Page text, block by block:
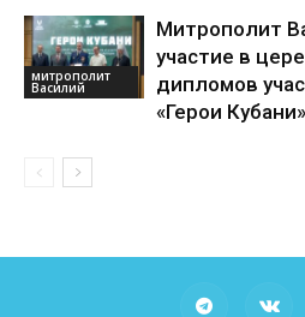
митрополит
Василий
Митрополит
участие в
дипломов
«Герои Кубани»